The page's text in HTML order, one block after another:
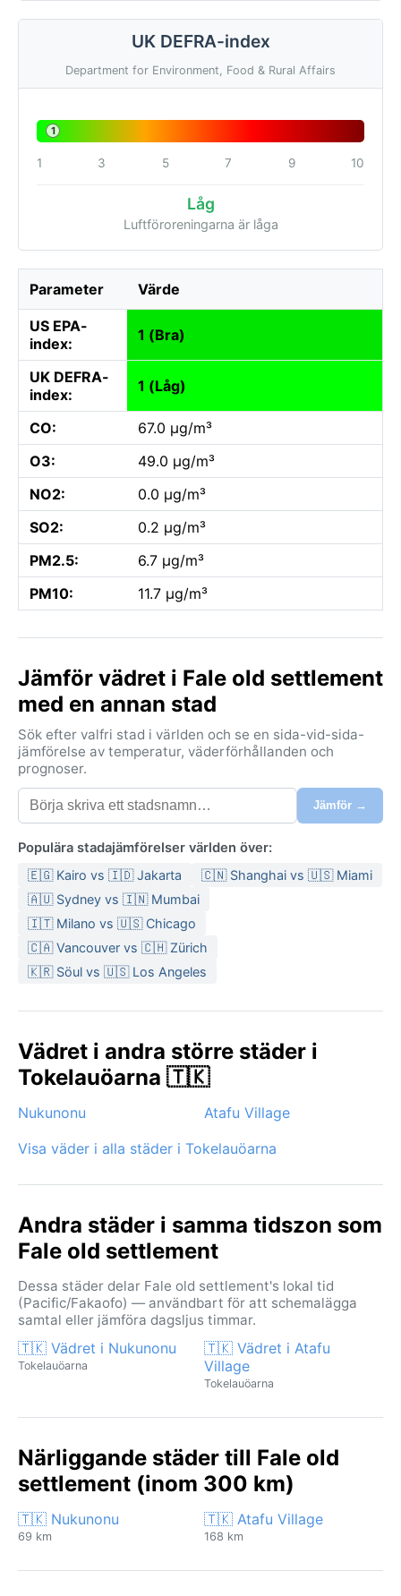
UK DEFRA-index
Department for Environment, Food & Rural Affairs
1
1 3 5 7 9 10
Låg
Luftföroreningarna är låga
Parameter Värde
US EPA-
index:
1 (Bra)
UK DEFRA-
index:
1 (Låg)
CO:
67.0 µg/m³
O3:
49.0 µg/m³
NO2:
0.0 µg/m³
SO2:
0.2 µg/m³
PM2.5:
6.7 µg/m³
PM10:
11.7 µg/m³
Jämför vädret i Fale old settlement
med en annan stad
Sök efter valfri stad i världen och se en sida-vid-sida-
jämförelse av temperatur, väderförhållanden och
prognoser.
Jämför →
Populära stadajämförelser världen över:
🇪🇬 Kairo vs 🇮🇩 Jakarta
🇨🇳 Shanghai vs 🇺🇸 Miami
🇦🇺 Sydney vs 🇮🇳 Mumbai
🇮🇹 Milano vs 🇺🇸 Chicago
🇨🇦 Vancouver vs 🇨🇭 Zürich
🇰🇷 Söul vs 🇺🇸 Los Angeles
Vädret i andra större städer i
Tokelauöarna 🇹🇰
Nukunonu
Atafu Village
Visa väder i alla städer i Tokelauöarna
Andra städer i samma tidszon som
Fale old settlement
Dessa städer delar Fale old settlement's lokal tid
(Pacific/Fakaofo) — användbart för att schemalägga
samtal eller jämföra dagsljus timmar.
🇹🇰 Vädret i Nukunonu
Tokelauöarna
🇹🇰 Vädret i Atafu
Village
Tokelauöarna
Närliggande städer till Fale old
settlement (inom 300 km)
🇹🇰 Nukunonu
69 km
🇹🇰 Atafu Village
168 km